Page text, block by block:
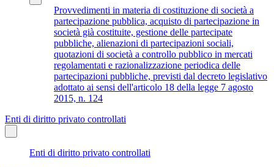
Provvedimenti in materia di costituzione di società a
partecipazione pubblica, acquisto di partecipazione in
società già costituite, gestione delle partecipate
pubbliche, alienazioni di partecipazioni sociali,
quotazioni di società a controllo pubblico in mercati
regolamentati e razionalizzazione periodica delle
partecipazioni pubbliche, previsti dal decreto legislativo
adottato ai sensi dell'articolo 18 della legge 7 agosto
2015, n. 124
Enti di diritto privato controllati
Enti di diritto privato controllati